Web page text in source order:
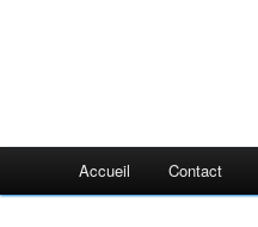
Accueil Contact